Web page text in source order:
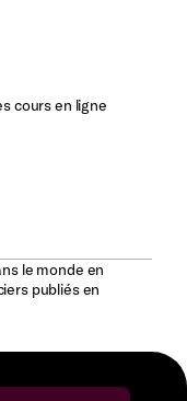
cours en ligne
le monde en
publiés en